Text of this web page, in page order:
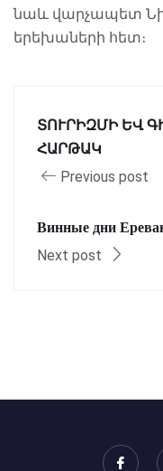
նաև վարչապետ
երեխաների հետ։
ՏՈՒՐԻԶՄԻ ԵՎ
ՀԱՐԹԱԿ
Previous post
Винные дни
Next post